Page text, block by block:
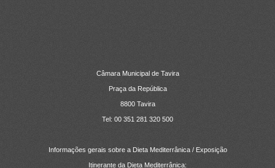
Câmara Municipal de Tavira
Praça da República
8800 Tavira
Tel: 00 351 281 320 500
Informações gerais sobre a Dieta Mediterrânica / Exposição
Itinerante da Dieta Mediterrânica: